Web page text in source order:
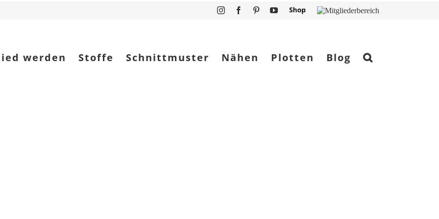
InstagramFacebookPinterestYouTube
Shop Mitgliederbereich
werden Stoffe Schnittmuster Nähen Plotten Blog